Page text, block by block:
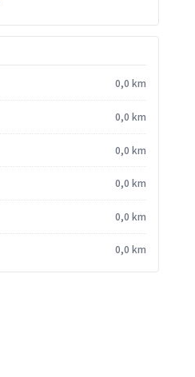
0,0 km
0,0 km
0,0 km
0,0 km
0,0 km
0,0 km